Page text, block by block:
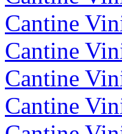
Cantine
Cantine
Cantine
Cantine